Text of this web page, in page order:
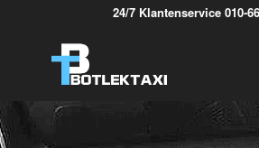
24/7 Klantenservice 010-